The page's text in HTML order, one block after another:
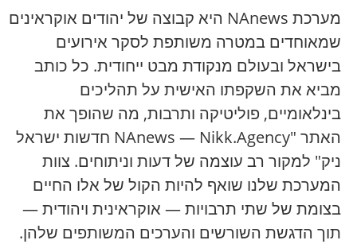
מערכת NAnews היא קבוצה של יהודים אוקראינים
שמאוחדים במטרה משותפת לסקר אירועים
בישראל ובעולם מנקודת מבט ייחודית. כל כותב
מביא את השקפתו האישית על תהליכים
בינלאומיים, פוליטיקה ותרבות, מה שהופך את
האתר "NAnews — Nikk.Agency חדשות ישראל
ניק" למקור רב עוצמה של דעות וניתוחים. צוות
המערכת שלנו שואף להיות הקול של אלו החיים
בצומת של שתי תרבויות — אוקראינית ויהודית —
תוך הדגשת השורשים והערכים המשותפים שלהן.